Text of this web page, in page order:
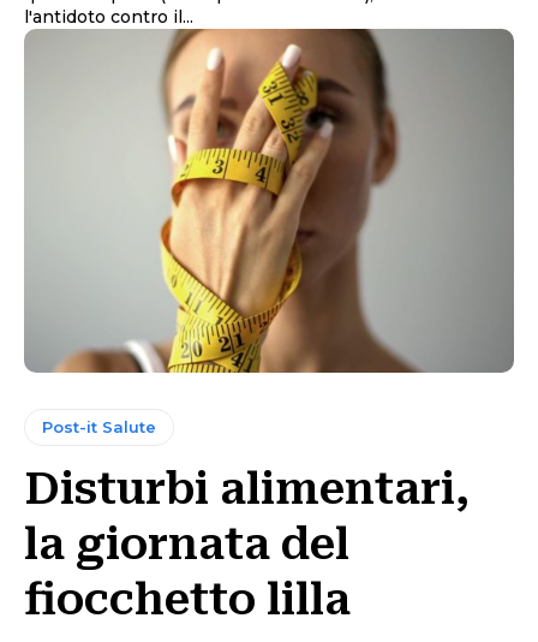
l'antidoto contro il...
Post-it Salute
Disturbi alimentari,
la giornata del
fiocchetto lilla